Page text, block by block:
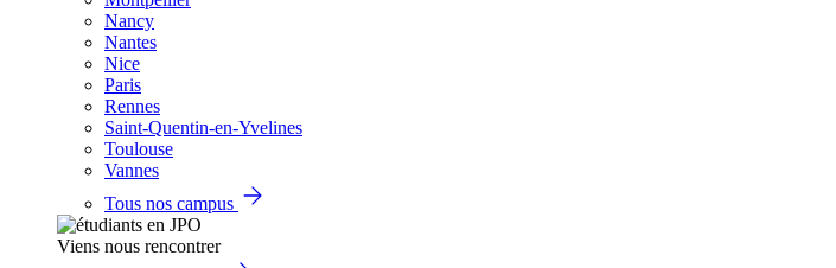
Nancy
Nantes
Nice
Paris
Rennes
Saint-Quentin-en-Yvelines
Toulouse
Vannes
Tous nos campus
Viens nous rencontrer